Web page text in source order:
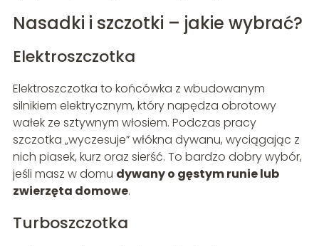
Nasadki i szczotki – jakie wybrać?
Elektroszczotka
Elektroszczotka to końcówka z wbudowanym
silnikiem elektrycznym, który napędza obrotowy
wałek ze sztywnym włosiem. Podczas pracy
szczotka „wyczesuje” włókna dywanu, wyciągając z
nich piasek, kurz oraz sierść. To bardzo dobry wybór,
jeśli masz w domu dywany o gęstym runie lub
zwierzęta domowe.
Turboszczotka